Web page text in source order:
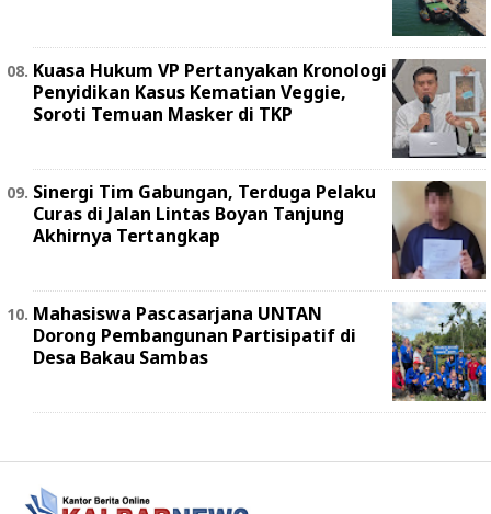
Kuasa Hukum VP Pertanyakan Kronologi
Penyidikan Kasus Kematian Veggie,
Soroti Temuan Masker di TKP
Sinergi Tim Gabungan, Terduga Pelaku
Curas di Jalan Lintas Boyan Tanjung
Akhirnya Tertangkap
Mahasiswa Pascasarjana UNTAN
Dorong Pembangunan Partisipatif di
Desa Bakau Sambas